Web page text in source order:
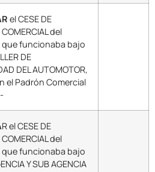
el CESE DE
del
que funcionaba bajo
DE
DEL AUTOMOTOR,
el Padrón Comercial
R el CESE DE
del
que funcionaba bajo
Y SUB AGENCIA